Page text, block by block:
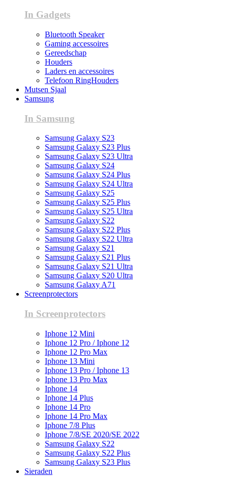
In Gadgets
Bluetooth Speaker
Gaming accessoires
Gereedschap
Houders
Laders en accessoires
Telefoon RingHouders
Mutsen Sjaal
Samsung
In Samsung
Samsung Galaxy S23
Samsung Galaxy S23 Plus
Samsung Galaxy S23 Ultra
Samsung Galaxy S24
Samsung Galaxy S24 Plus
Samsung Galaxy S24 Ultra
Samsung Galaxy S25
Samsung Galaxy S25 Plus
Samsung Galaxy S25 Ultra
Samsung Galaxy S22
Samsung Galaxy S22 Plus
Samsung Galaxy S22 Ultra
Samsung Galaxy S21
Samsung Galaxy S21 Plus
Samsung Galaxy S21 Ultra
Samsung Galaxy S20 Ultra
Samsung Galaxy A71
Screenprotectors
In Screenprotectors
Iphone 12 Mini
Iphone 12 Pro / Iphone 12
Iphone 12 Pro Max
Iphone 13 Mini
Iphone 13 Pro / Iphone 13
Iphone 13 Pro Max
Iphone 14
Iphone 14 Plus
Iphone 14 Pro
Iphone 14 Pro Max
Iphone 7/8 Plus
Iphone 7/8/SE 2020/SE 2022
Samsung Galaxy S22
Samsung Galaxy S22 Plus
Samsung Galaxy S23 Plus
Sieraden